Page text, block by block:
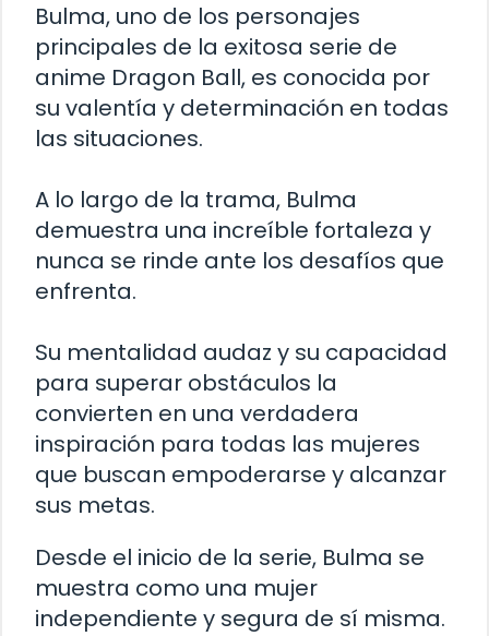
Bulma, uno de los personajes
principales de la exitosa serie de
anime Dragon Ball, es conocida por
su valentía y determinación en todas
las situaciones.
A lo largo de la trama, Bulma
demuestra una increíble fortaleza y
nunca se rinde ante los desafíos que
enfrenta.
Su mentalidad audaz y su capacidad
para superar obstáculos la
convierten en una verdadera
inspiración para todas las mujeres
que buscan empoderarse y alcanzar
sus metas.
Desde el inicio de la serie, Bulma se
muestra como una mujer
independiente y segura de sí misma.